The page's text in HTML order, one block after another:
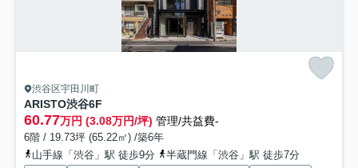
渋谷区宇田川町
ARISTO渋谷6F
60.77万円 (3.08万円/坪) 管理/共益費-
6階 / 19.73坪 (65.22㎡) /築6年
山手線「渋谷」駅 徒歩9分
半蔵門線「渋谷」駅 徒歩7分